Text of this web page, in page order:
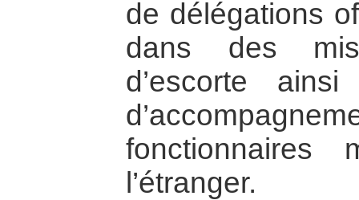
de délégations
dans des
d’escorte
fonctionnaires
l’étranger.